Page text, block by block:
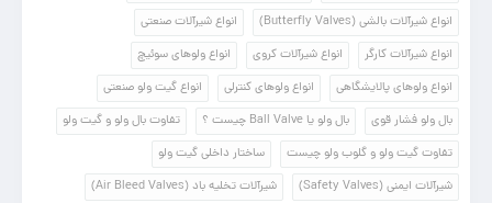
انواع شیرآلات بالشی (Butterfly Valves)
انواع شیرآلات صنعتی
انواع شیرآلات کارگر
انواع شیرآلات کروی
انواع ولوهای سوئیچ
انواع ولوهای پالایشگاهی
انواع ولوهای کنترلی
انواع گیت ولو صنعتی
بال ولو فشار قوی
بال ولو یا Ball Valve چیست ؟
تفاوت بال ولو و گیت ولو
تفاوت گیت ولو و گلوب ولو چیست
ساختار داخلی گیت ولو
شیرآلات ایمنی (Safety Valves)
شیرآلات تخلیه باد (Air Bleed Valves)